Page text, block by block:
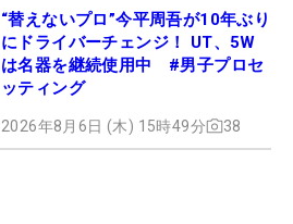
“替えないプロ”今平周吾が10年ぶり
にドライバーチェンジ！ UT、5W
は名器を継続使用中 #男子プロセ
ッティング
2026年8月6日 (木) 15時49分 38